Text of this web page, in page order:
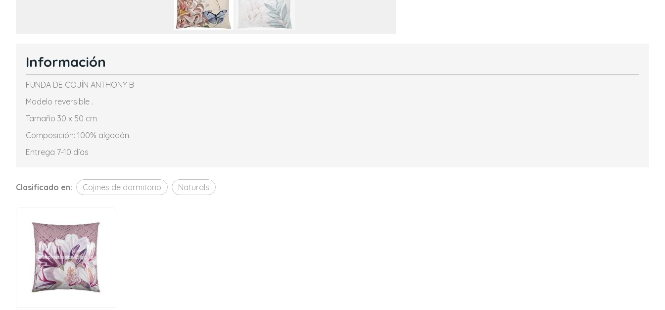
Información
FUNDA DE COJÍN ANTHONY B
Modelo reversible .
Tamaño 30 x 50 cm
Composición: 100% algodón.
Entrega 7-10 días
Clasificado en: Cojines de dormitorio Naturals